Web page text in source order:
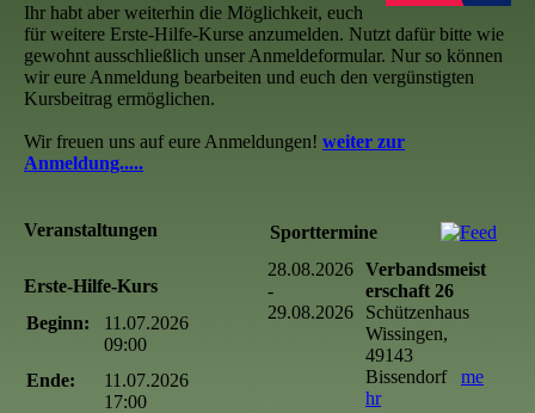
Ihr habt aber weiterhin die Möglichkeit, euch
für weitere Erste-Hilfe-Kurse anzumelden. Nutzt dafür bitte wie
gewohnt ausschließlich unser Anmeldeformular. Nur so können
wir eure Anmeldung bearbeiten und euch den vergünstigten
Kursbeitrag ermöglichen.
Wir freuen uns auf eure Anmeldungen! weiter zur
Anmeldung.....
Veranstaltungen
Erste-Hilfe-Kurs
Beginn:
11.07.2026
09:00
Ende:
11.07.2026
17:00
Sporttermine
28.08.2026
-
29.08.2026
Verbandsmeist
erschaft 26
Schützenhaus
Wissingen,
49143
Bissendorf me
hr